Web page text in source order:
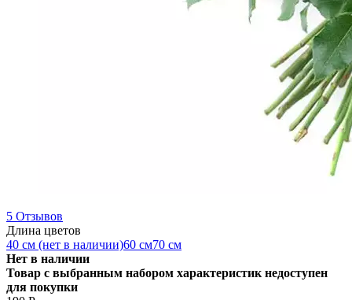
5 Отзывов
Длина цветов
40 см (нет в наличии)60 см70 см
Нет в наличии
Товар с выбранным набором характеристик недоступен
для покупки